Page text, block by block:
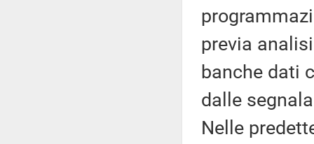
previa
banche dati
dalle
Nelle